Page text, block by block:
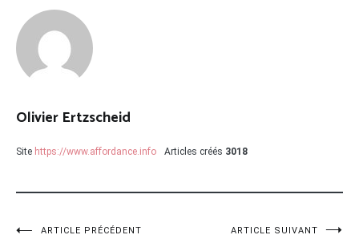
Olivier Ertzscheid
Site https://www.affordance.info Articles créés 3018
ARTICLE PRÉCÉDENT ARTICLE SUIVANT